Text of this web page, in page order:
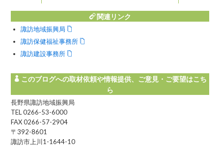
関連リンク
諏訪地域振興局
諏訪保健福祉事務所
諏訪建設事務所
このブログへの取材依頼や情報提供、ご意見・ご要望はこち
ら
長野県諏訪地域振興局
TEL 0266-53-6000
FAX 0266-57-2904
〒392-8601
諏訪市上川1-1644-10